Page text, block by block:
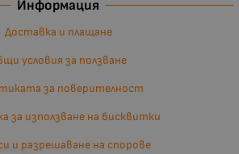
Информация
Доставка и плащане
условия за ползване
за поверителност
за използване на бисквитки
и разрешаване на спорове